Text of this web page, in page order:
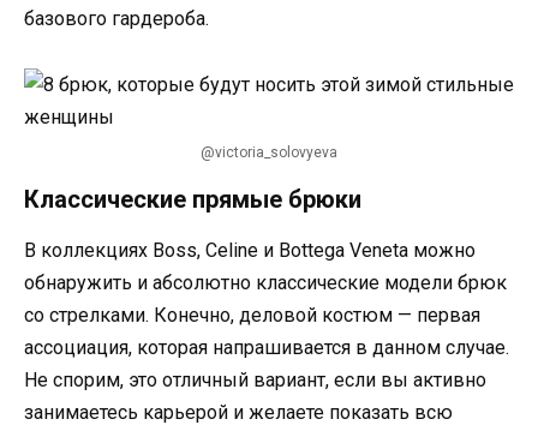
базового гардероба.
@victoria_solovyeva
Классические прямые брюки
В коллекциях Boss, Celine и Bottega Veneta можно
обнаружить и абсолютно классические модели брюк
со стрелками. Конечно, деловой костюм — первая
ассоциация, которая напрашивается в данном случае.
Не спорим, это отличный вариант, если вы активно
занимаетесь карьерой и желаете показать всю